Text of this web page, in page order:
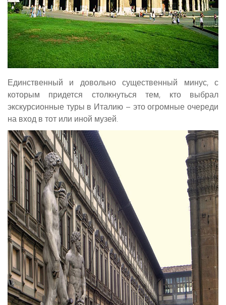
Единственный и довольно существенный минус, с
которым придется столкнуться тем, кто выбрал
экскурсионные туры в Италию – это огромные очереди
на вход в тот или иной музей.